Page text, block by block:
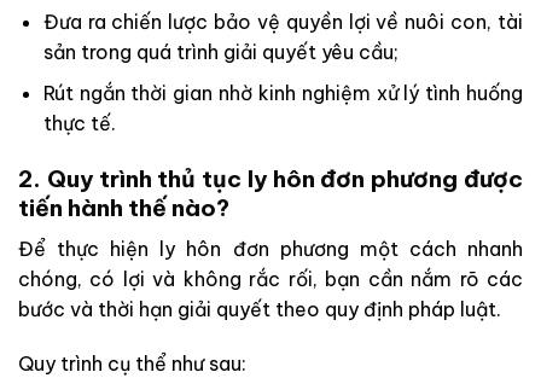
Đưa ra chiến lược bảo vệ quyền lợi về nuôi con, tài
sản trong quá trình giải quyết yêu cầu;
Rút ngắn thời gian nhờ kinh nghiệm xử lý tình huống
thực tế.
2. Quy trình thủ tục ly hôn đơn phương được
tiến hành thế nào?
Để thực hiện ly hôn đơn phương một cách nhanh
chóng, có lợi và không rắc rối, bạn cần nắm rõ các
bước và thời hạn giải quyết theo quy định pháp luật.
Quy trình cụ thể như sau: